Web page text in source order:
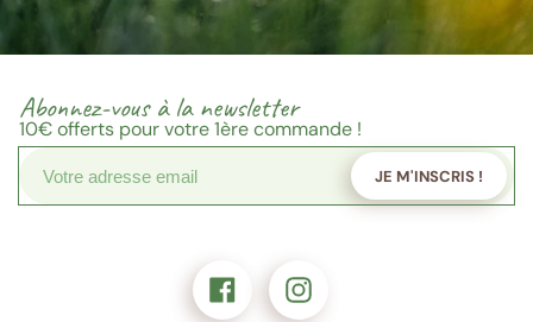
Abonnez-vous à la newsletter
10€offerts pour votre 1ère commande !
JE M'INSCRIS !